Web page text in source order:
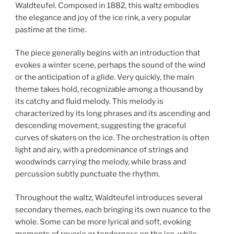
Waldteufel. Composed in 1882, this waltz embodies
the elegance and joy of the ice rink, a very popular
pastime at the time.
The piece generally begins with an introduction that
evokes a winter scene, perhaps the sound of the wind
or the anticipation of a glide. Very quickly, the main
theme takes hold, recognizable among a thousand by
its catchy and fluid melody. This melody is
characterized by its long phrases and its ascending and
descending movement, suggesting the graceful
curves of skaters on the ice. The orchestration is often
light and airy, with a predominance of strings and
woodwinds carrying the melody, while brass and
percussion subtly punctuate the rhythm.
Throughout the waltz, Waldteufel introduces several
secondary themes, each bringing its own nuance to the
whole. Some can be more lyrical and soft, evoking